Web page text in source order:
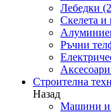
Лебедки
Скелета и
Ръчни
Строителна
Назад
Машини и